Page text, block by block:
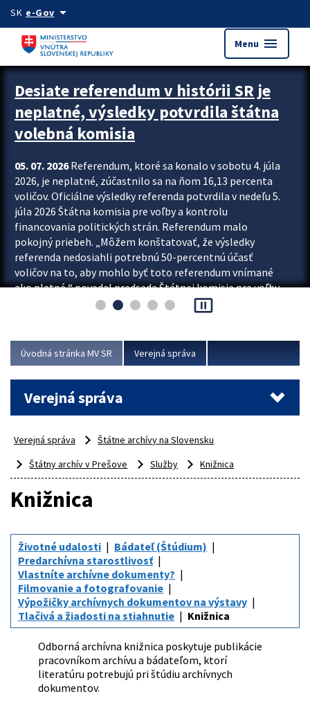
Preskocit na hlavný obsah
SK e-Govarrow_drop_down
Menu menu
Zastavit automatický posun upútavok
Desiate referendum v histórii SR je
neplatné, výsledky potvrdila štátna
volebná komisia
05. 07. 2026Referendum, ktoré sa konalo v sobotu 4. júla
2026, je neplatné, zúčastnilo sa na ňom 16,13 percenta
voličov. Oficiálne výsledky referenda potvrdila v nedeľu 5.
júla 2026 Štátna komisia pre voľby a kontrolu
financovania politických strán. Referendum malo
pokojný priebeh. „Môžem konštatovať, že výsledky
referenda nedosiahli potrebnú 50-percentnú účasť
voličov na to, aby mohlo byť toto referendum vnímané
ako platné,“ povedal predseda Štátnej komisie pre voľby
a kontrolu financovania politických...
pause_presentation
Úvodná stránka MV SR Verejná správa
Verejná správa
Verejná správa
Štátne archívy na Slovensku
Štátny archív v Prešove
Služby Knižnica
Knižnica
Životné udalosti
Bádateľ (Štúdium)
Predarchívna starostlivosť
Vlastníte archívne dokumenty?
Filmovanie a fotografovanie
Výpožičky archívnych dokumentov na výstavy
Tlačivá a žiadosti na stiahnutie
Knižnica
Odborná archívna knižnica poskytuje publikácie
pracovníkom archívu a bádateľom, ktorí
literatúru potrebujú pri štúdiu archívnych
dokumentov.